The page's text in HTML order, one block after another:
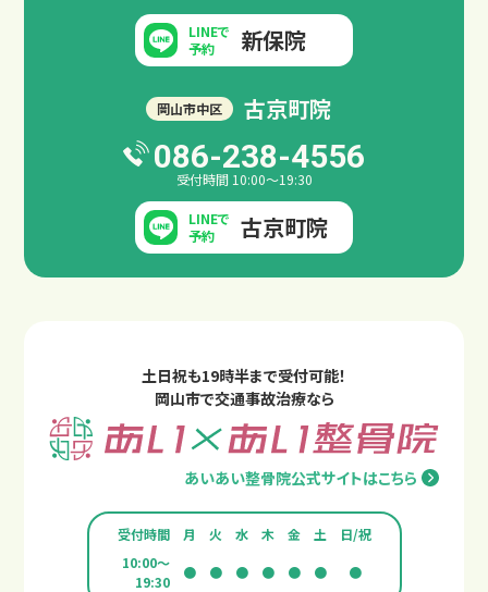
LINEで
予約
新保院
岡山市中区 古京町院
086-238-4556
受付時間 10:00～19:30
LINEで
予約
古京町院
土日祝も19時半まで受付可能！
岡山市で交通事故治療なら
あいあい整骨院公式サイトはこちら
受付時間 月 火 水 木 金 土
日/祝
10:00～
19:30
● ● ● ● ● ● ●